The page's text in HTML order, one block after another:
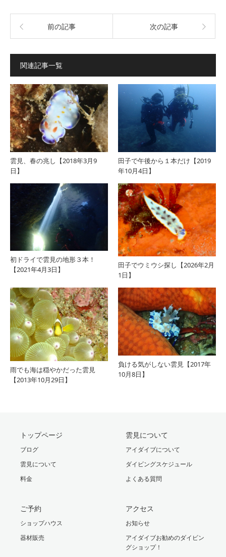
前の記事 次の記事
関連記事一覧
雲見、春の兆し【2018年3月9
日】
田子で午後から１本だけ【2019
年10月4日】
初ドライで雲見の地形３本！
【2021年4月3日】
田子でウミウシ探し【2026年2月
1日】
雨でも海は穏やかだった雲見
【2013年10月29日】
負ける気がしない雲見【2017年
10月8日】
トップページ
ブログ
雲見について
料金
雲見について
アイダイブについて
ダイビングスケジュール
よくある質問
ご予約
ショップハウス
器材販売
アクセス
お知らせ
アイダイブお勧めのダイビン
グショップ！